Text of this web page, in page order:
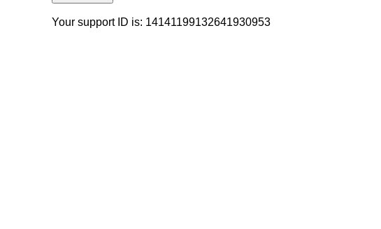
Your support ID is: 14141199132641930953